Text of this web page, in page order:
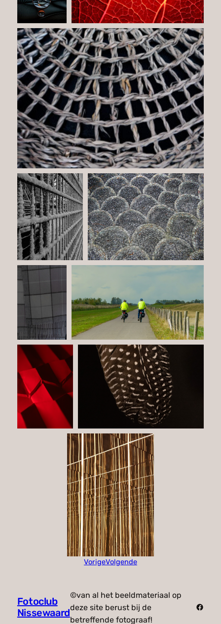
VorigeVolgende
Fotoclub
Nissewaard
©van al het beeldmateriaal op
deze site berust bij de
betreffende fotograaf!